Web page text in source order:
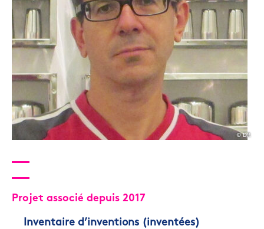
© DR
Projet associé depuis 2017
Inventaire d’inventions (inventées)